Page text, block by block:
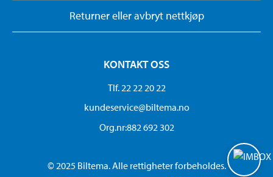
Returner eller avbryt nettkjøp
KONTAKT OSS
Tlf. 22 22 20 22
kundeservice@biltema.no
Org.nr:882 692 302
© 2025 Biltema. Alle rettigheter forbeholdes.